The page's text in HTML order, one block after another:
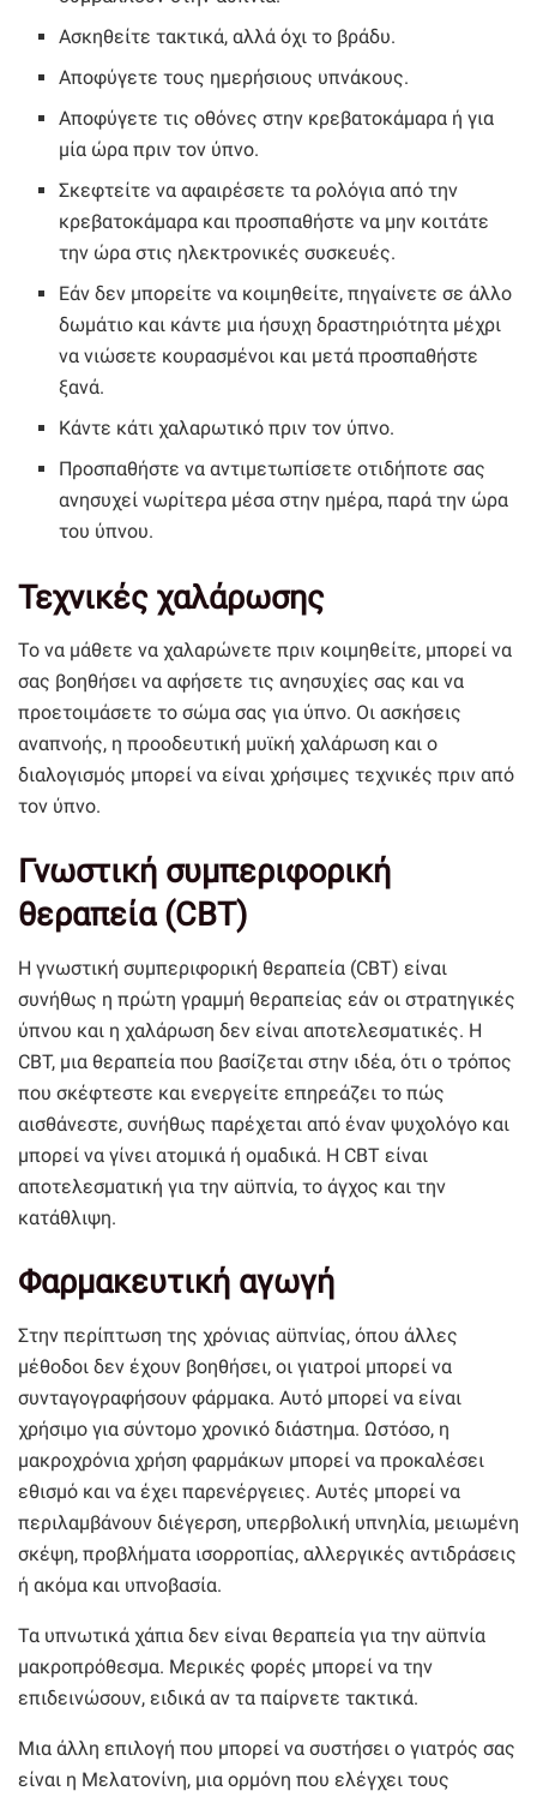
Ασκηθείτε τακτικά, αλλά όχι το βράδυ.
Αποφύγετε τους ημερήσιους υπνάκους.
Αποφύγετε τις οθόνες στην κρεβατοκάμαρα ή για
μία ώρα πριν τον ύπνο.
Σκεφτείτε να αφαιρέσετε τα ρολόγια από την
κρεβατοκάμαρα και προσπαθήστε να μην κοιτάτε
την ώρα στις ηλεκτρονικές συσκευές.
Εάν δεν μπορείτε να κοιμηθείτε, πηγαίνετε σε άλλο
δωμάτιο και κάντε μια ήσυχη δραστηριότητα μέχρι
να νιώσετε κουρασμένοι και μετά προσπαθήστε
ξανά.
Κάντε κάτι χαλαρωτικό πριν τον ύπνο.
Προσπαθήστε να αντιμετωπίσετε οτιδήποτε σας
ανησυχεί νωρίτερα μέσα στην ημέρα, παρά την ώρα
του ύπνου.
Τεχνικές χαλάρωσης
Το να μάθετε να χαλαρώνετε πριν κοιμηθείτε, μπορεί να
σας βοηθήσει να αφήσετε τις ανησυχίες σας και να
προετοιμάσετε το σώμα σας για ύπνο. Οι ασκήσεις
αναπνοής, η προοδευτική μυϊκή χαλάρωση και ο
διαλογισμός μπορεί να είναι χρήσιμες τεχνικές πριν από
τον ύπνο.
Γνωστική συμπεριφορική
θεραπεία (CBT)
Η γνωστική συμπεριφορική θεραπεία (CBT) είναι
συνήθως η πρώτη γραμμή θεραπείας εάν οι στρατηγικές
ύπνου και η χαλάρωση δεν είναι αποτελεσματικές. Η
CBT, μια θεραπεία που βασίζεται στην ιδέα, ότι ο τρόπος
που σκέφτεστε και ενεργείτε επηρεάζει το πώς
αισθάνεστε, συνήθως παρέχεται από έναν ψυχολόγο και
μπορεί να γίνει ατομικά ή ομαδικά. Η CBT είναι
αποτελεσματική για την αϋπνία, το άγχος και την
κατάθλιψη.
Φαρμακευτική αγωγή
Στην περίπτωση της χρόνιας αϋπνίας, όπου άλλες
μέθοδοι δεν έχουν βοηθήσει, οι γιατροί μπορεί να
συνταγογραφήσουν φάρμακα. Αυτό μπορεί να είναι
χρήσιμο για σύντομο χρονικό διάστημα. Ωστόσο, η
μακροχρόνια χρήση φαρμάκων μπορεί να προκαλέσει
εθισμό και να έχει παρενέργειες. Αυτές μπορεί να
περιλαμβάνουν διέγερση, υπερβολική υπνηλία, μειωμένη
σκέψη, προβλήματα ισορροπίας, αλλεργικές αντιδράσεις
ή ακόμα και υπνοβασία.
Τα υπνωτικά χάπια δεν είναι θεραπεία για την αϋπνία
μακροπρόθεσμα. Μερικές φορές μπορεί να την
επιδεινώσουν, ειδικά αν τα παίρνετε τακτικά.
Μια άλλη επιλογή που μπορεί να συστήσει ο γιατρός σας
είναι η Μελατονίνη, μια ορμόνη που ελέγχει τους